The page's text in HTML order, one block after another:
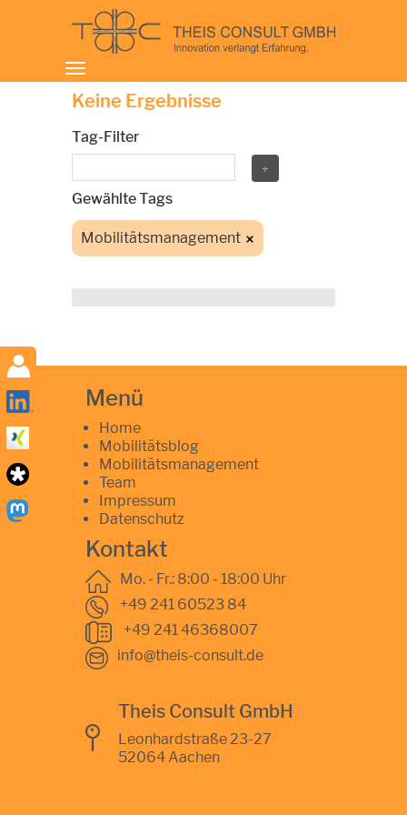
Toggle
navigation
Keine Ergebnisse
Tag-Filter
Gewählte Tags
Mobilitätsmanagement
Menü
Home
Mobilitätsblog
Mobilitätsmanagement
Team
Impressum
Datenschutz
Kontakt
Mo. - Fr.: 8:00 - 18:00 Uhr
+49 241 60523 84
+49 241 46368007
info@theis-consult.de
Theis Consult GmbH
Leonhardstraße 23-27
52064 Aachen